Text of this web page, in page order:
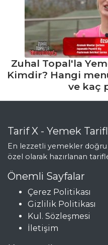
Zuhal Topal'la
Kimdir? Hangi
ve kaç
Tarif X - Yemek
En lezzetli yemekler
özel olarak hazırlanan
Önemli Sayfalar
Çerez Politikası
Gizlilik Politikası
Kul. Sözleşmesi
İletişim